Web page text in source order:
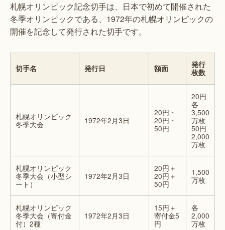
札幌オリンピック記念切手は、日本で初めて開催された
冬季オリンピックである、1972年の札幌オリンピックの
開催を記念して発行された切手です。
切手名 発行日 額面
発行
枚数
札幌オリンピック
冬季大会
1972年2月3日
20円・
20円・
50円
20円
各
3,500
万枚
50円
2,000
万枚
札幌オリンピック
冬季大会（小型シ
ート）
1972年2月3日
20円＋
20円＋
50円
1,500
万枚
札幌オリンピック
冬季大会（寄付金
付）2種
1972年2月3日
15円＋
寄付金5
円
各
2,000
万枚